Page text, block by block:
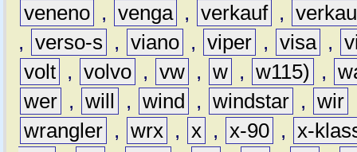
veneno , venga , verkauf ,
, verso-s , viano , viper , visa ,
volt , volvo , vw , w , w115) ,
wer , will , wind , windstar , wir
wrangler , wrx , x , x-90 , x-